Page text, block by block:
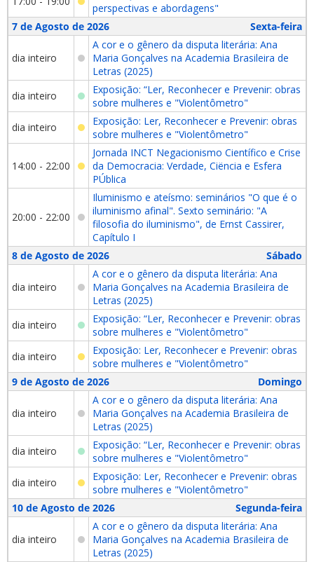
perspectivas e abordagens"
7 de Agosto de 2026
Sexta-feira
dia inteiro
A cor e o gênero da disputa literária: Ana
Maria Gonçalves na Academia Brasileira de
Letras (2025)
dia inteiro
Exposição: “Ler, Reconhecer e Prevenir: obras
sobre mulheres e "Violentômetro"
dia inteiro
Exposição: Ler, Reconhecer e Prevenir: obras
sobre mulheres e "Violentômetro"
14:00 - 22:00
Jornada INCT Negacionismo Científico e Crise
da Democracia: Verdade, Ciëncia e Esfera
PÚblica
20:00 - 22:00
Iluminismo e ateísmo: seminários "O que é o
iluminismo afinal". Sexto seminário: "A
filosofia do iluminismo", de Ernst Cassirer,
Capítulo I
8 de Agosto de 2026
Sábado
dia inteiro
A cor e o gênero da disputa literária: Ana
Maria Gonçalves na Academia Brasileira de
Letras (2025)
dia inteiro
Exposição: “Ler, Reconhecer e Prevenir: obras
sobre mulheres e "Violentômetro"
dia inteiro
Exposição: Ler, Reconhecer e Prevenir: obras
sobre mulheres e "Violentômetro"
9 de Agosto de 2026
Domingo
dia inteiro
A cor e o gênero da disputa literária: Ana
Maria Gonçalves na Academia Brasileira de
Letras (2025)
dia inteiro
Exposição: “Ler, Reconhecer e Prevenir: obras
sobre mulheres e "Violentômetro"
dia inteiro
Exposição: Ler, Reconhecer e Prevenir: obras
sobre mulheres e "Violentômetro"
10 de Agosto de 2026
Segunda-feira
dia inteiro
A cor e o gênero da disputa literária: Ana
Maria Gonçalves na Academia Brasileira de
Letras (2025)